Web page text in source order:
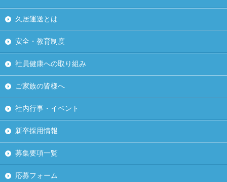
久居運送とは
安全・教育制度
社員健康への取り組み
ご家族の皆様へ
社内行事・イベント
新卒採用情報
募集要項一覧
応募フォーム